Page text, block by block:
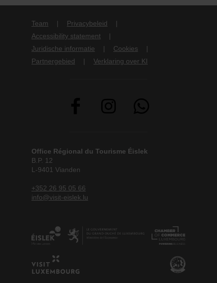
Team
Privacybeleid
Accessibility statement
Juridische informatie
Cookies
Partnergebied
Verklaring over KI
Office Régional du Tourisme Éislek
B.P. 12
L-9401 Vianden
+352 26 95 05 66
info@visit-eislek.lu